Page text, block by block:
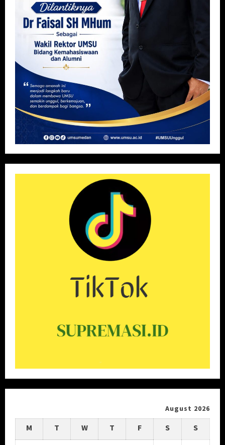
August 2026
M T W T F S S